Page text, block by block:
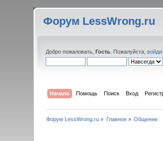
Форум LessWrong.ru
Добро пожаловать,Гость . Пожалуйста,
Начало Помощь Поиск Вход
Форум LessWrong.ru » Главное» Общение